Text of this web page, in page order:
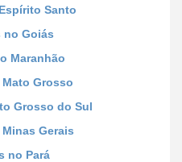
Santo
no Goiás
Maranhão
Grosso
Grosso do Sul
Gerais
no Pará